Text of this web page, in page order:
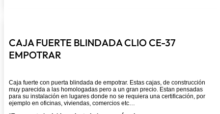
CAJA FUERTE BLINDADA CLIO CE-37
EMPOTRAR
Caja fuerte con puerta blindada de empotrar. Estas cajas, de construcción
muy parecida a las homologadas pero a un gran precio. Estan pensadas
para su instalación en lugares donde no se requiera una certificación, por
ejemplo en oficinas, viviendas, comercios etc…